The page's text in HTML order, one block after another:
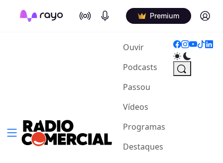
On Air Podcasts Premium Log in
Ouvir(current)
Podcasts
Passou
Vídeos
Programas
Destaques